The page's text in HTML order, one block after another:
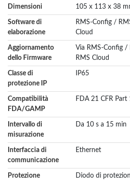
More
Information
Dimensioni 105 x 113 x 38
Software di
elaborazione
RMS-Config /
Cloud
Aggiornamento
dello Firmware
Via RMS-Config /
RMS Cloud
Classe di
protezione IP
IP65
Compatibilità
FDA/GAMP
FDA 21 CFR
Intervallo di
misurazione
Da 10 s a 15 min
Interfaccia di
communicazione
Ethernet
Protezione
Diodo di